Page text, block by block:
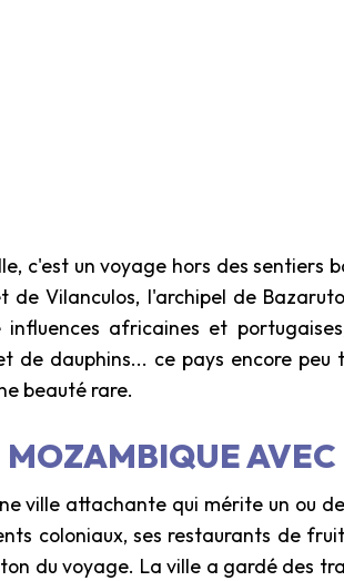
c'est un voyage hors des sentiers
de Vilanculos, l'archipel de
africaines et
de dauphins... ce pays encore
beauté rare.
AVEC
ville attachante qui mérite un ou
coloniaux, ses restaurants de
du voyage. La ville a gardé des